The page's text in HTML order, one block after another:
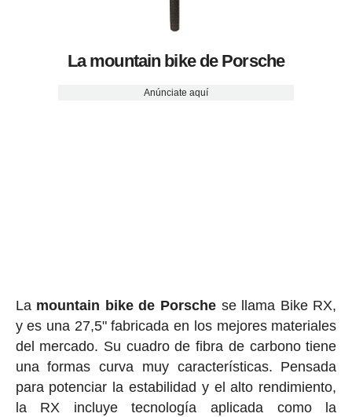
La mountain bike de Porsche
Anúnciate aquí
La mountain bike de Porsche se llama Bike RX,
y es una 27,5" fabricada en los mejores materiales
del mercado. Su cuadro de fibra de carbono tiene
una formas curva muy características. Pensada
para potenciar la estabilidad y el alto rendimiento,
la RX incluye tecnología aplicada como la